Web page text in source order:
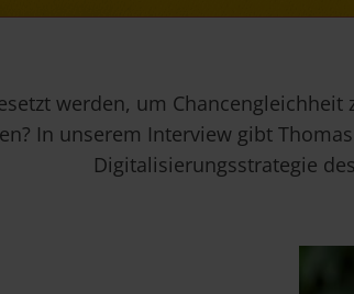
werden, um
In unserem Interview gibt
Digitalisierungsstrategie